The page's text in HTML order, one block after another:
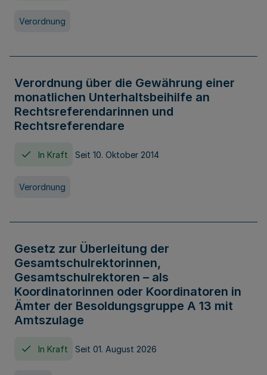
Verordnung
Verordnung über die Gewährung einer
monatlichen Unterhaltsbeihilfe an
Rechtsreferendarinnen und
Rechtsreferendare
In Kraft Seit 10. Oktober 2014
Verordnung
Gesetz zur Überleitung der
Gesamtschulrektorinnen,
Gesamtschulrektoren – als
Koordinatorinnen oder Koordinatoren in
Ämter der Besoldungsgruppe A 13 mit
Amtszulage
In Kraft Seit 01. August 2026